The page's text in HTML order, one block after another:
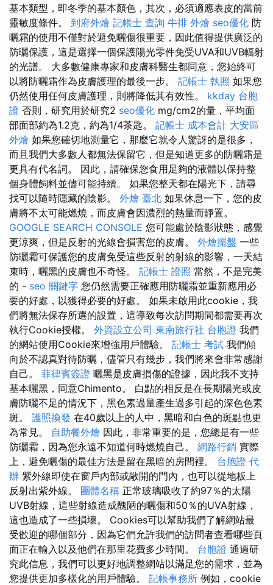
基本類型，即冬季的基本顏色，其次，必須適應表皮的當前
靈敏度條件。 到府外燴 記帳士 查詢 牛排 外燴 seo優化 防
曬霜的使用不僅對於避免曬傷很重要，因此值得提供廣泛的
防曬保護，這是選擇一個保護陽光零件免受UVA和UVB輻射
的光譜。 大多數健康專家和皮膚科醫生都同意，您始終可
以將防曬霜作為皮膚護理的最後一步。 記帳士 執照 如果您
仍然使用任何皮膚護理，則將降低其有效性。 kkday 台胞
證 否則，研究用於研究2 seo優化 mg/cm2的量，平均面
部面部約為1.2克，約為1/4茶匙。 記帳士 成本會計 大安區
外燴 如果您確切地測量它，那麼它就令人驚訝的是很多，
而且我們大多數人都無法保留它，但是知道更多的防曬霜是
更具有代名詞。 因此，請確保您食用足夠的液體以保持整
個身體飼料並儘可能持續。 如果您整天都在陽光下，請尋
找可以隨時隱藏的陰影。 外燴 臺北 如果休息一下，您的皮
膚將不太可能燃燒，而皮膚會因濃烈的熱量而靜置。
GOOGLE SEARCH CONSOLE 您可能處於陰影狀態，感覺
更涼爽，但是反射的光線會損害您的皮膚。 外燴擺盤 一些
防曬霜可保護您的皮膚免受這些反射的射線的影響，一天結
束時，曬黑的皮膚也不奇怪。 記帳士 證照 當然，不是完美
的 - seo 關鍵字 您仍然需要正確應用防曬霜並重新應用必
要的好處，以獲得必要的好處。 如果未啟用此cookie，我
們將無法保存所選的設置，這導致每次訪問期間都需要再次
執行Cookie授權。 外資設立公司 東南旅行社 台胞證 我們
的網站使用Cookie來增強用戶體驗。 記帳士 考試 我們傾
向於不認真對待防曬，儘管只有幾步，我們將來會非常感謝
自己。 菲律賓簽證 曬黑是皮膚損傷的證據，因此我不支持
基本曬黑，同意Chimento。 白點的相反是在長期陽光或皮
膚防曬不足的情況下，黑色素過量產生過多引起的深色色素
斑。 護照換發 在40歲以上的人中，黑暗和白色的斑點也更
為常見。 自助餐外燴 因此，非常重要的是，您總是有一些
防曬霜，因為您永遠不知道何時燃燒自己。 網路行銷 實際
上，避免曬傷的最佳方法是留在黑暗的房間裡。 台胞證 代
辦 紫外線即使在窗戶內部或敞開的門內，也可以從地板上
反射出紫外線。 團體名稱 正常玻璃吸收了約97％的太陽
UVB射線，這些射線造成醜陋的曬傷和50％的UVA射線，
這也造成了一些損壞。 Cookies可以幫助我們了解網站最
受歡迎的哪個部分，因為它們允許我們的訪問者查看哪些頁
面正在輸入以及他們在那里花費多少時間。 台胞證 通過研
究此信息，我們可以更好地調整網站以滿足您的需求，並為
您提供更加多樣化的用戶體驗。 記帳事務所 例如，cookie